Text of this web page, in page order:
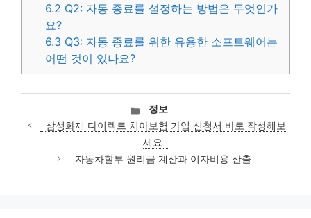
6.2 Q2: 자동 종료를 설정하는 방법은 무엇인가
요?
6.3 Q3: 자동 종료를 위한 유용한 소프트웨어는
어떤 것이 있나요?
카
테
고
리
정보
삼성화재 다이렉트 치아보험 가입 신청서 바로 작성해보
세요
자동차할부 원리금 계산과 이자비용 산출